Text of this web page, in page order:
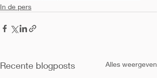
In de pers
Recente blogposts Alles weergeven